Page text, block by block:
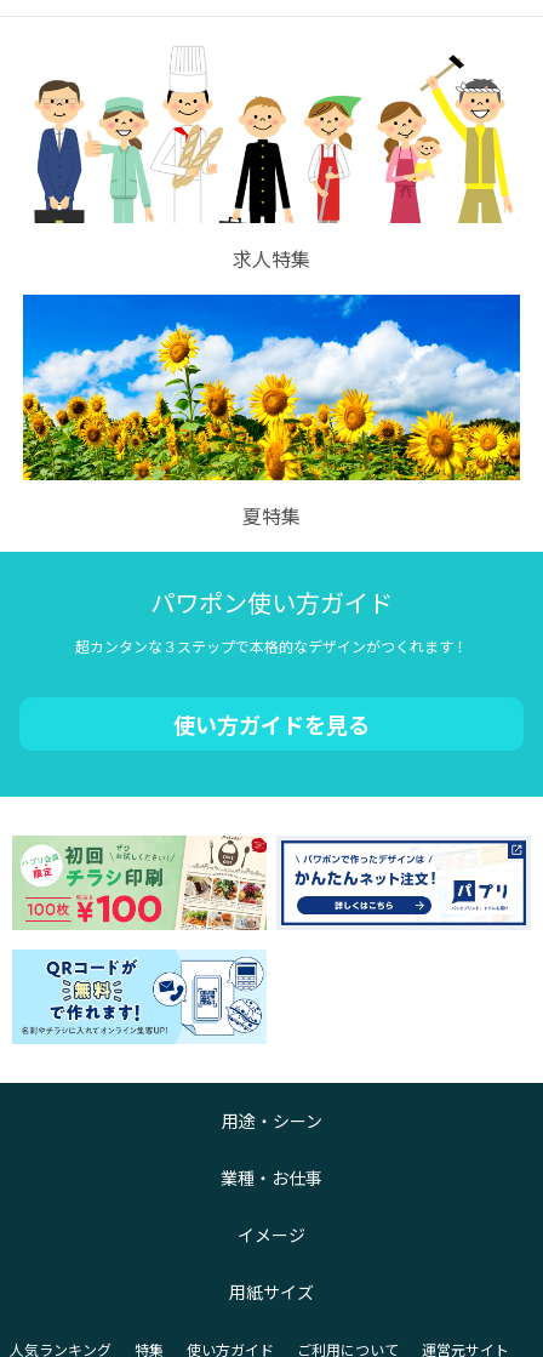
求人特集
夏特集
パワポン使い方ガイド
超カンタンな３ステップで本格的なデザインがつくれます！
使い方ガイドを見る
用途・シーン
業種・お仕事
イメージ
用紙サイズ
人気ランキング 特集 使い方ガイド ご利用について 運営元サイト